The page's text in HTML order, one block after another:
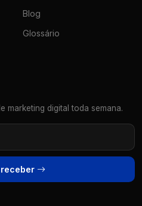
Blog
Glossário
marketing digital toda semana.